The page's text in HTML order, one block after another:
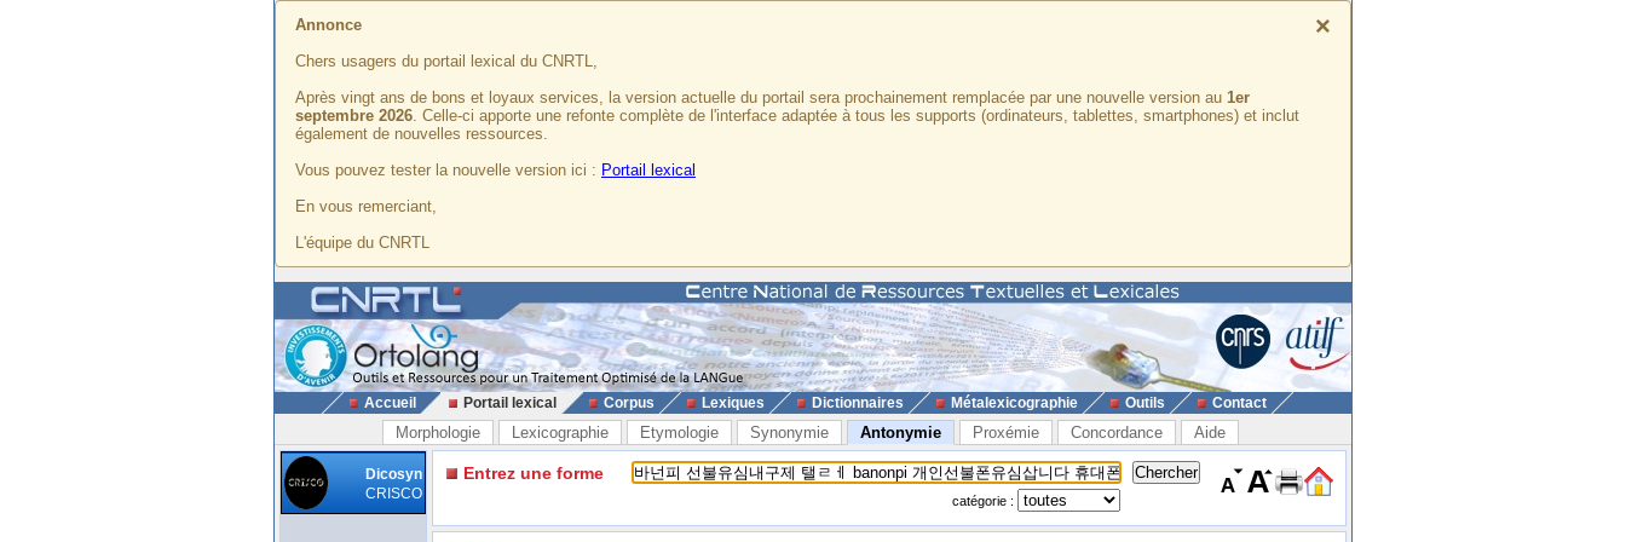
×
Annonce
Chers usagers du portail lexical du CNRTL,
Après vingt ans de bons et loyaux services, la version actuelle du portail sera prochainement remplacée par une nouvelle version au 1er
septembre 2026. Celle-ci apporte une refonte complète de l'interface adaptée à tous les supports (ordinateurs, tablettes, smartphones) et inclut
également de nouvelles ressources.
Vous pouvez tester la nouvelle version ici : Portail lexical
En vous remerciant,
L'équipe du CNRTL
Accueil Portail lexical Corpus Lexiques Dictionnaires Métalexicographie Outils Contact
Morphologie Lexicographie Etymologie Synonymie Antonymie Proxémie Concordance Aide
Dicosyn
CRISCO
Entrez une forme
catégorie :